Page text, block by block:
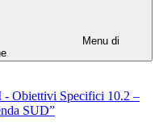
Menu di
- Obiettivi Specifici 10.2 –
SUD”